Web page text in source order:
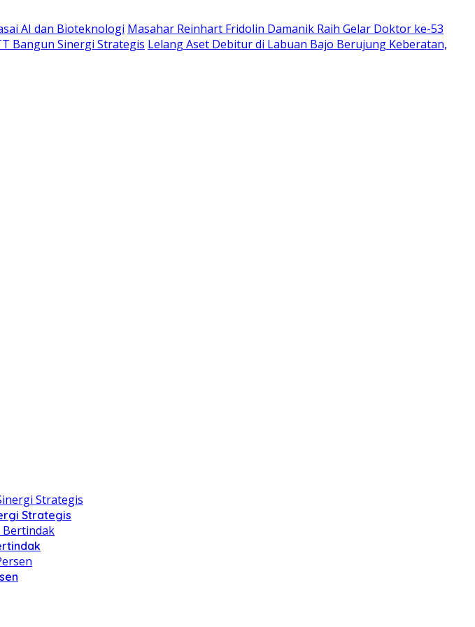
AI dan Bioteknologi Masahar Reinhart Fridolin Damanik Raih Gelar Doktor ke-53
Bangun Sinergi Strategis Lelang Aset Debitur di Labuan Bajo Berujung Keberatan,
Strategis